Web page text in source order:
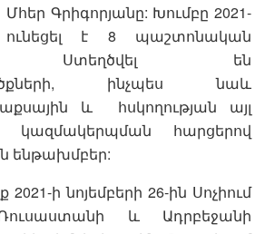
Գրիգորյանը: Խումբը 2021-
է 8 պաշտոնական
Ստեղծվել են
ինչպես նաև
և հսկողության այլ
կազմակերպման հարցերով
ենթախմբեր:
ի նոյեմբերի 26-ին Սոչիում
և Ադրբեջանի